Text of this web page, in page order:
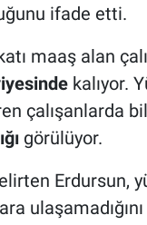
ifade etti.
maaş alan
kalıyor.
çalışanlarda
görülüyor.
Erdursun,